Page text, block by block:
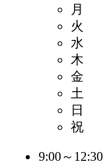
月
火
水
木
金
土
日
祝
9:00～12:30